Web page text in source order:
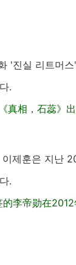
'진실 리트머
.
真相，石蕊》
제훈은 지난
.
李帝勋在